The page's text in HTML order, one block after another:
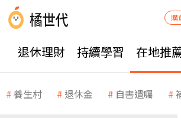
購
退休理財 持續學習 在地推
養生村 退休金 自書遺囑